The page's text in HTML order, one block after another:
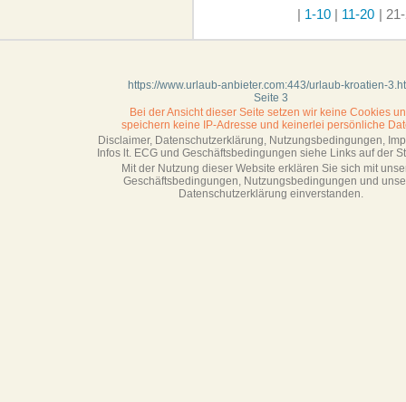
| 1-10 | 11-20 |
https://www.urlaub-anbieter.com:443/urlaub-kroatien-
Seite 3
Bei der Ansicht dieser Seite setzen wir keine Cookies
speichern keine IP-Adresse und keinerlei persönliche
Disclaimer, Datenschutzerklärung, Nutzungsbedingungen,
Infos lt. ECG und Geschäftsbedingungen siehe Links auf der
Mit der Nutzung dieser Website erklären Sie sich mit
Geschäftsbedin­gungen, Nutzungsbedingungen und
Datenschutzerklärung einverstanden.